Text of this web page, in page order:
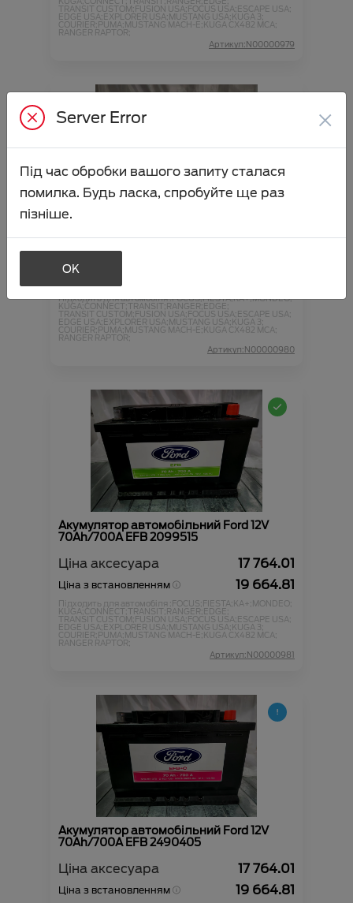
TRANSIT CUSTOM;FUSION USA;FOCUS USA;ESCAPE USA;
EDGE USA;EXPLORER USA;MUSTANG USA;KUGA 3;
COURIER;PUMA;MUSTANG MACH-E;KUGA CX482 MCA;
RANGER RAPTOR;
Артикул:N00000979
Акумулятор автомобільний Ford 12V
Підходить для автомобіля :FOCUS;FIESTA;KA+;MONDEO;
KUGA;CONNECT;TRANSIT;RANGER;EDGE;
TRANSIT CUSTOM;FUSION USA;FOCUS USA;ESCAPE USA;
EDGE USA;EXPLORER USA;MUSTANG USA;KUGA 3;
COURIER;PUMA;MUSTANG MACH-E;KUGA CX482 MCA;
RANGER RAPTOR;
Артикул:N00000980
Акумулятор автомобільний Ford 12V
70Ah/700A EFB 2099515
Ціна аксесуара 17 764.01
Ціна з встановленням 19 664.81
Підходить для автомобіля :FOCUS;FIESTA;KA+;MONDEO;
KUGA;CONNECT;TRANSIT;RANGER;EDGE;
TRANSIT CUSTOM;FUSION USA;FOCUS USA;ESCAPE USA;
EDGE USA;EXPLORER USA;MUSTANG USA;KUGA 3;
COURIER;PUMA;MUSTANG MACH-E;KUGA CX482 MCA;
RANGER RAPTOR;
Артикул:N00000981
Акумулятор автомобільний Ford 12V
70Ah/700A EFB 2490405
Ціна аксесуара 17 764.01
Ціна з встановленням 19 664.81
Server Error ×
Під час обробки вашого запиту сталася
помилка. Будь ласка, спробуйте ще раз
пізніше.
OK